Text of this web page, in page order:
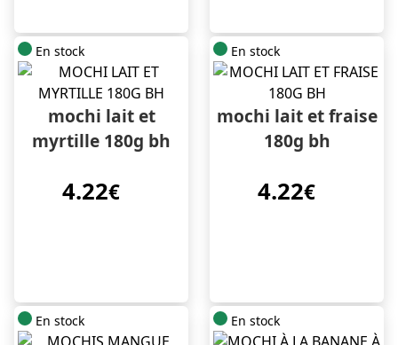
En stock
mochi lait et
myrtille 180g bh
4.22€
En stock
mochi lait et fraise
180g bh
4.22€
En stock En stock